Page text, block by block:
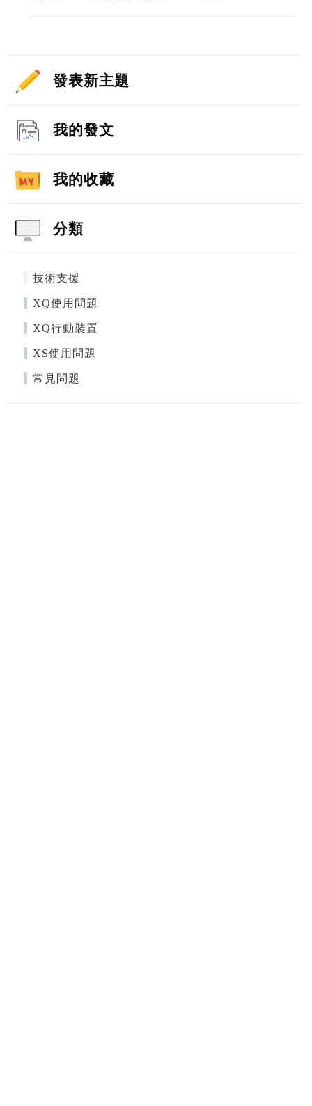
發表新主題
我的發文
我的收藏
分類
技術支援
XQ使用問題
XQ行動裝置
XS使用問題
常見問題